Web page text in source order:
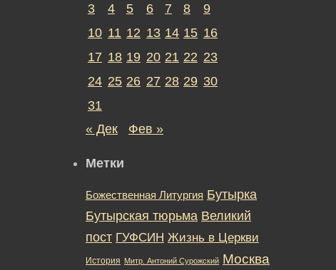
3
4 5 6 7 8
9
10 11 12 13 14 15 16
17 18 19 20 21 22 23
24 25 26 27 28 29 30
31
« Дек
Фев »
Метки
Божественная Литургия Бутырка
Бутырская тюрьма Великий
пост ГУФСИН Жизнь в Церкви
История Митр. Антоний Сурожский Москва